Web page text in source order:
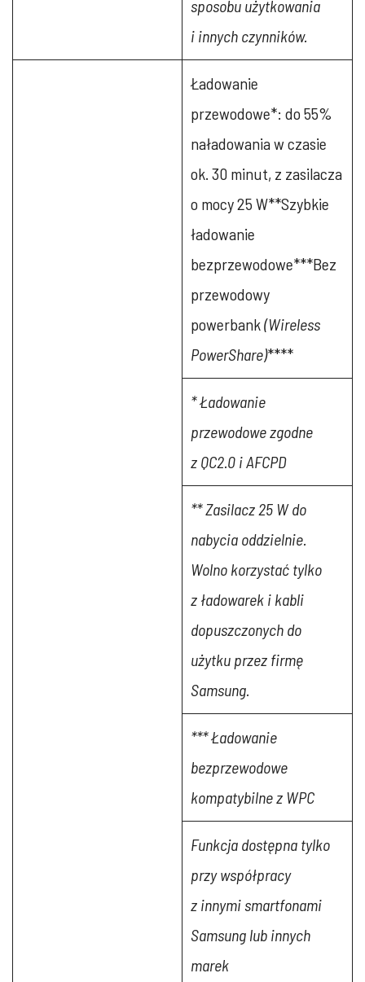
sposobu użytkowania
i innych czynników.
Ładowanie
przewodowe*: do 55%
naładowania w czasie
ok. 30 minut, z zasilacza
o mocy 25 W**Szybkie
ładowanie
bezprzewodowe***Bez
przewodowy
powerbank(Wireless
PowerShare)****
* Ładowanie
przewodowe zgodne
z QC2.0 i AFCPD
** Zasilacz 25 W do
nabycia oddzielnie.
Wolno korzystać tylko
z ładowarek i kabli
dopuszczonych do
użytku przez firmę
Samsung.
*** Ładowanie
bezprzewodowe
kompatybilne z WPC
Funkcja dostępna tylko
przy współpracy
z innymi smartfonami
Samsung lub innych
marek